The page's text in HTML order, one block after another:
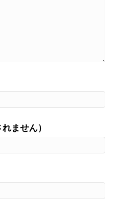
ません）